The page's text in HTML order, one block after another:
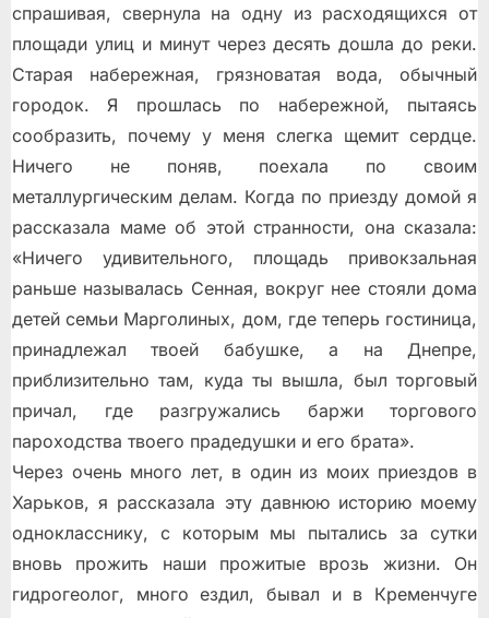
спрашивая, свернула на одну из расходящихся от
площади улиц и минут через десять дошла до реки.
Старая набережная, грязноватая вода, обычный
городок. Я прошлась по набережной, пытаясь
сообразить, почему у меня слегка щемит сердце.
Ничего не поняв, поехала по своим
металлургическим делам. Когда по приезду домой я
рассказала маме об этой странности, она сказала:
«Ничего удивительного, площадь привокзальная
раньше называлась Сенная, вокруг нее стояли дома
детей семьи Марголиных, дом, где теперь гостиница,
принадлежал твоей бабушке, а на Днепре,
приблизительно там, куда ты вышла, был торговый
причал, где разгружались баржи торгового
пароходства твоего прадедушки и его брата».
Через очень много лет, в один из моих приездов в
Харьков, я рассказала эту давнюю историю моему
однокласснику, с которым мы пытались за сутки
вновь прожить наши прожитые врозь жизни. Он
гидрогеолог, много ездил, бывал и в Кременчуге